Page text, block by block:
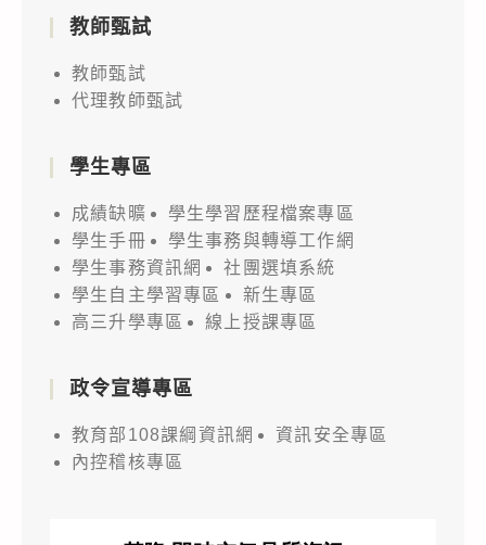
教師甄試
教師甄試
代理教師甄試
學生專區
成績缺曠
學生學習歷程檔案專區
學生手冊
學生事務與轉導工作網
學生事務資訊網
社團選填系統
學生自主學習專區
新生專區
高三升學專區
線上授課專區
政令宣導專區
教育部108課綱資訊網
資訊安全專區
內控稽核專區